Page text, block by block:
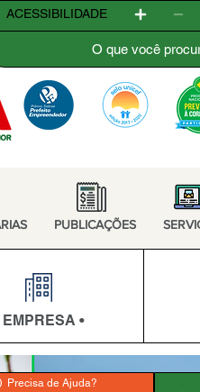
ACESSIBILIDADE
PUBLICAÇÕES
EMPRESA •
Precisa de Ajuda?